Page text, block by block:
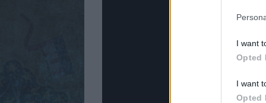
I want
Opted
I want
Opted